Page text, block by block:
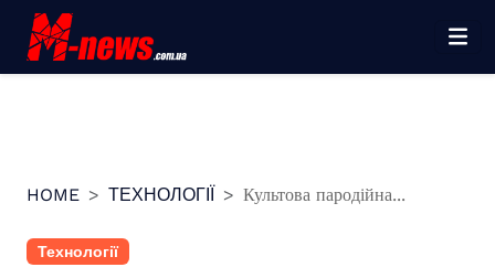
Перейти
вмісту
HOME ТЕХНОЛОГІЇ Культова пародійна...
Технології